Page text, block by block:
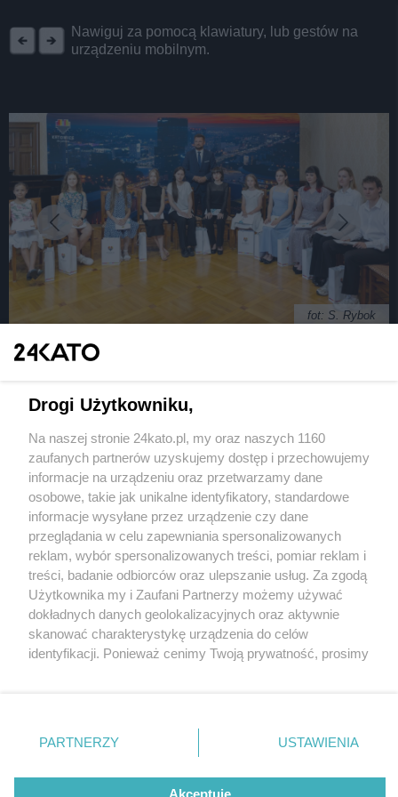
Nawiguj za pomocą klawiatury, lub gestów na
urządzeniu mobilnym.
fot: S. Rybok
uzdolnioną młodzież. Spotkanie w Willi
Nagrody uczniowie katowice
03
Wybitnie uzdolnieni uczniowie katowickich szkół
artystycznych otrzymali nagrody Prezydenta Miasta
Wydawca mediów lokalnych
Nie zapomnij
zapoznać się z:
polityką prywatności regulamin korzystania z portali
Twojemiasto
Piekary Śląskie
Chorzów
Tarnowskie Góry
Gliwice
Skontakuj sięz nami
Kontakt
Wydawca
Redakcja
Drogi Użytkowniku,
Na naszej stronie 24kato.pl, my oraz naszych 1160
zaufanych partnerów uzyskujemy dostęp i przechowujemy
informacje na urządzeniu oraz przetwarzamy dane
osobowe, takie jak unikalne identyfikatory, standardowe
informacje wysyłane przez urządzenie czy dane
przeglądania w celu zapewniania spersonalizowanych
reklam, wybór spersonalizowanych treści, pomiar reklam i
treści, badanie odbiorców oraz ulepszanie usług. Za zgodą
Użytkownika my i Zaufani Partnerzy możemy używać
dokładnych danych geolokalizacyjnych oraz aktywnie
skanować charakterystykę urządzenia do celów
identyfikacji. Ponieważ cenimy Twoją prywatność, prosimy
prywatności znajdujący się w lewym dolnym rogu strony
. Niektóre rodzaje przetwarzania danych nie wymagają
zgody użytkownika, ale masz prawo sprzeciwić się
takiemu przetwarzaniu. Preferencje będą miały
PARTNERZY USTAWIENIA
Akceptuję